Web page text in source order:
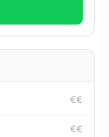
€€
€€